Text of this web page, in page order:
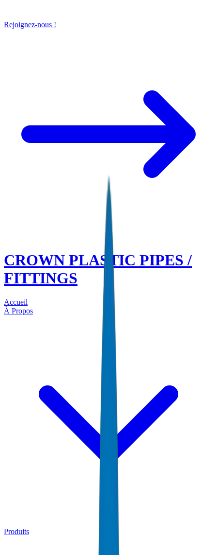
Rejoignez-nous !
CROWN PLASTIC PIPES /
FITTINGS
Accueil
À Propos
Produits